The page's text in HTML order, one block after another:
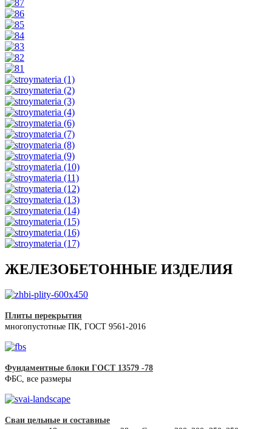
ЖЕЛЕЗОБЕТОННЫЕ ИЗДЕЛИЯ
Плиты перекрытия
многопустотные ПК, ГОСТ 9561-2016
Фундаментные блоки ГОСТ 13579 -78
ФБС, все размеры
Сваи цельные и составные